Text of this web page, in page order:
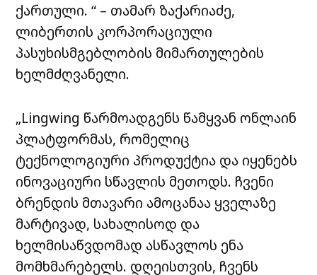
ქართული. “ – თამარ ზაქარიაძე,
ლიბერთის კორპორაციული
პასუხისმგებლობის მიმართულების
ხელმძღვანელი.
„Lingwing წარმოადგენს წამყვან ონლაინ
პლატფორმას, რომელიც
ტექნოლოგიური პროდუქტია და იყენებს
ინოვაციური სწავლის მეთოდს. ჩვენი
ბრენდის მთავარი ამოცანაა ყველაზე
მარტივად, სახალისოდ და
ხელმისაწვდომად ასწავლოს ენა
მომხმარებელს. დღეისთვის, ჩვენს